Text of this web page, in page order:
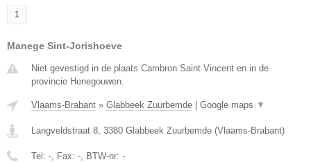
1
Manege Sint-Jorishoeve
Niet gevestigd in de plaats Cambron Saint Vincent en in de
provincie Henegouwen.
Vlaams-Brabant » Glabbeek Zuurbemde Google maps ▼
Langveldstraat 8, 3380 Glabbeek Zuurbemde (Vlaams-Brabant)
Tel: -, Fax: -, BTW-nr: -